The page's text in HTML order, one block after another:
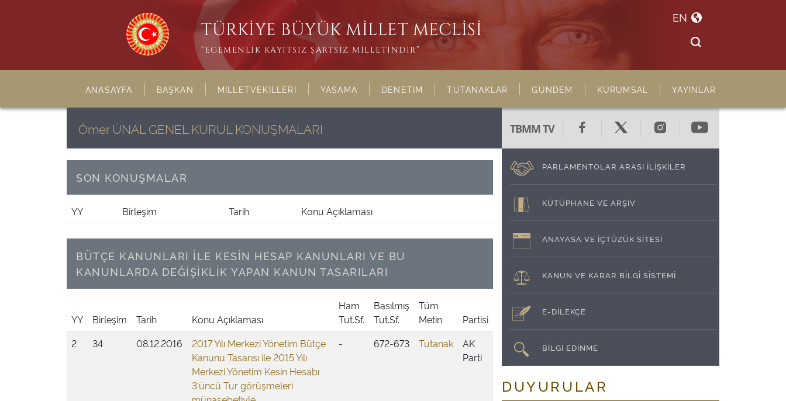
TÜRKİYE BÜYÜK MİLLET MECLİSİ
“EGEMENLİK KAYITSIZ ŞARTSIZ MİLLETİNDİR”
EN
ANASAYFA BAŞKAN MİLLETVEKİLLERİ YASAMA DENETİM TUTANAKLAR GÜNDEM KURUMSAL YAYINLAR
Ömer ÜNAL GENEL KURUL KONUŞMALARI
SON KONUŞMALAR
YY Birleşim Tarih Konu Açıklaması
BÜTÇE KANUNLARI İLE KESİN HESAP KANUNLARI VE BU
KANUNLARDA DEĞİŞİKLİK YAPAN KANUN TASARILARI
YY Birleşim Tarih Konu Açıklaması
Ham
Tut.Sf.
Basılmış
Tut.Sf.
Tüm
Metin
Partisi
2
34 08.12.2016
2017 Yılı Merkezi Yönetim Bütçe
Kanunu Tasarısı ile 2015 Yılı
Merkezi Yönetim Kesin Hesabı
3'üncü Tur görüşmeleri
- 672-673 Tutanak
AK
Parti
TBMM TV
PARLAMENTOLAR ARASI İLİŞKİLER
KÜTÜPHANE VE ARŞİV
ANAYASA VE İÇTÜZÜK SİTESİ
KANUN VE KARAR BİLGİ SİSTEMİ
E-DİLEKÇE
BİLGİ EDİNME
DUYURULAR